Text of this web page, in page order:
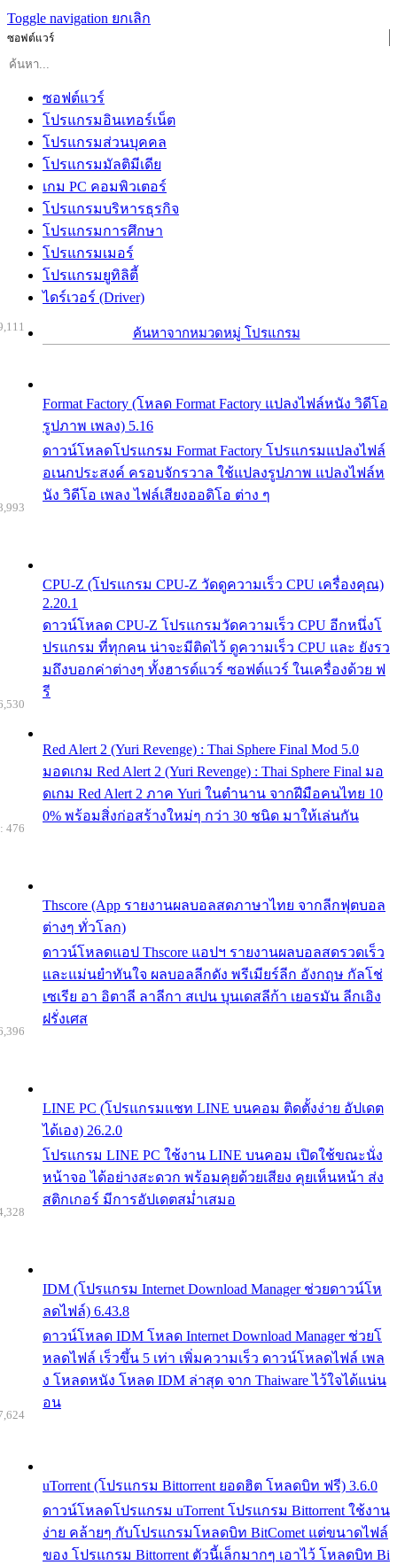
Toggle navigation ยกเลิก
ซอฟต์แวร์
ซอฟต์แวร์
โปรแกรมอินเทอร์เน็ต
โปรแกรมส่วนบุคคล
โปรแกรมมัลติมีเดีย
เกม PC คอมพิวเตอร์
โปรแกรมบริหารธุรกิจ
โปรแกรมการศึกษา
โปรแกรมเมอร์
โปรแกรมยูทิลิตี้
ไดร์เวอร์ (Driver)
ค้นหาจากหมวดหมู่ โปรแกรม
Format Factory (โหลด Format Factory แปลงไฟล์หนัง วิดีโอ
รูปภาพ เพลง) 5.16
ดาวน์โหลดโปรแกรม Format Factory โปรแกรมแปลงไฟล์
อเนกประสงค์ ครอบจักรวาล ใช้แปลงรูปภาพ แปลงไฟล์ห
นัง วิดีโอ เพลง ไฟล์เสียงออดิโอ ต่าง ๆ
CPU-Z (โปรแกรม CPU-Z วัดดูความเร็ว CPU เครื่องคุณ)
2.20.1
ดาวน์โหลด CPU-Z โปรแกรมวัดความเร็ว CPU อีกหนึ่งโ
ปรแกรม ที่ทุกคน น่าจะมีติดไว้ ดูความเร็ว CPU และ ยังรว
มถึงบอกค่าต่างๆ ทั้งฮารด์แวร์ ซอฟต์แวร์ ในเครื่องด้วย ฟ
รี
Red Alert 2 (Yuri Revenge) : Thai Sphere Final Mod 5.0
มอดเกม Red Alert 2 (Yuri Revenge) : Thai Sphere Final มอ
ดเกม Red Alert 2 ภาค Yuri ในตำนาน จากฝีมือคนไทย 10
0% พร้อมสิ่งก่อสร้างใหม่ๆ กว่า 30 ชนิด มาให้เล่นกัน
Thscore (App รายงานผลบอลสดภาษาไทย จากลีกฟุตบอล
ต่างๆ ทั่วโลก)
ดาวน์โหลดแอป Thscore แอปฯ รายงานผลบอลสดรวดเร็ว
และแม่นยำทันใจ ผลบอลลีกดัง พรีเมียร์ลีก อังกฤษ กัลโช่
เซเรีย อา อิตาลี ลาลีกา สเปน บุนเดสลีก้า เยอรมัน ลีกเอิง
ฝรั่งเศส
476
LINE PC (โปรแกรมแชท LINE บนคอม ติดตั้งง่าย อัปเดต
ได้เอง) 26.2.0
โปรแกรม LINE PC ใช้งาน LINE บนคอม เปิดใช้ขณะนั่ง
หน้าจอ ได้อย่างสะดวก พร้อมคุยด้วยเสียง คุยเห็นหน้า ส่ง
สติกเกอร์ มีการอัปเดตสม่ำเสมอ
IDM (โปรแกรม Internet Download Manager ช่วยดาวน์โห
ลดไฟล์) 6.43.8
ดาวน์โหลด IDM โหลด Internet Download Manager ช่วยโ
หลดไฟล์ เร็วขึ้น 5 เท่า เพิ่มความเร็ว ดาวน์โหลดไฟล์ เพล
ง โหลดหนัง โหลด IDM ล่าสุด จาก Thaiware ไว้ใจได้แน่น
อน
uTorrent (โปรแกรม Bittorrent ยอดฮิต โหลดบิท ฟรี) 3.6.0
ดาวน์โหลดโปรแกรม uTorrent โปรแกรม Bittorrent ใช้งาน
ง่าย คล้ายๆ กับโปรแกรมโหลดบิท BitComet แต่ขนาดไฟล์
ของ โปรแกรม Bittorrent ตัวนี้เล็กมากๆ เอาไว้ โหลดบิท Bi